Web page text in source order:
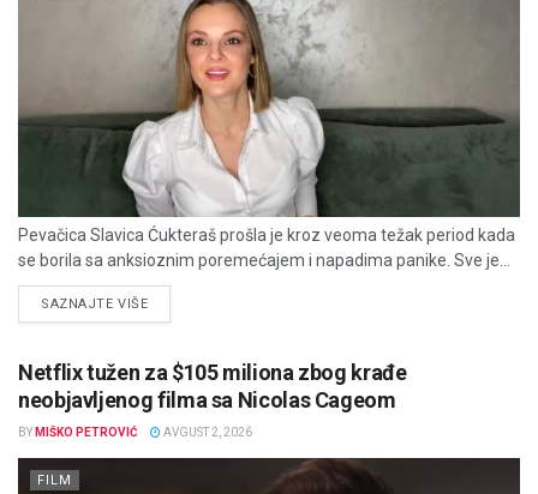
Pevačica Slavica Ćukteraš prošla je kroz veoma težak period kada
se borila sa anksioznim poremećajem i napadima panike. Sve je...
SAZNAJTE VIŠEDETAILS
Netflix tužen za $105 miliona zbog krađe
neobjavljenog filma sa Nicolas Cageom
BY MIŠKO PETROVIĆ AVGUST 2, 2026
FILM